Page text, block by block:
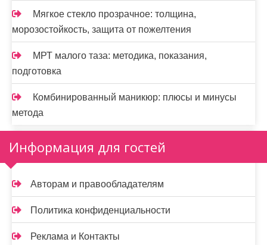
Мягкое стекло прозрачное: толщина,
морозостойкость, защита от пожелтения
МРТ малого таза: методика, показания,
подготовка
Комбинированный маникюр: плюсы и минусы
метода
Информация для гостей
Авторам и правообладателям
Политика конфиденциальности
Реклама и Контакты